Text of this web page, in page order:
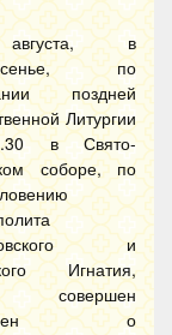
в
по
поздней
Литургии
в Свято-
соборе, по
и
Игнатия,
совершен
о